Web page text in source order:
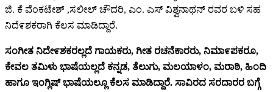
ಜಿ. ಕೆ ವೆಂಕಟೇಶ್ ,ಸಲೀಲ್ ಚೌದರಿ, ಎಂ. ಎಸ್ ವಿಶ್ವನಾಥನ್ ರವರ ಬಳಿ ಸಹ
ನಿದೆ೯ಶಕರಾಗಿ ಕೆಲಸ ಮಾಡಿದ್ದಾರೆ.
ಸಂಗೀತ ನಿದೇ೯ಶಕರಲ್ಲದೆ ಗಾಯಕರು, ಗೀತ ರಚನೆಕಾರರು, ನಿಮಾ೯ಪಕರೂ,
ಕೇವಲ ತಮಿಳು ಭಾಷೆಯಲ್ಲದೆ ಕನ್ನಡ, ತೆಲುಗು, ಮಲಯಾಳಂ, ಮರಾಠಿ, ಹಿಂದಿ
ಹಾಗೂ ಇಂಗ್ಲಿಷ್ ಭಾಷೆಯಲ್ಲೂ ಕೆಲಸ ಮಾಡಿದ್ದಾರೆ. ಸಾವಿರದ ಸರದಾರರ ಬಗ್ಗೆ